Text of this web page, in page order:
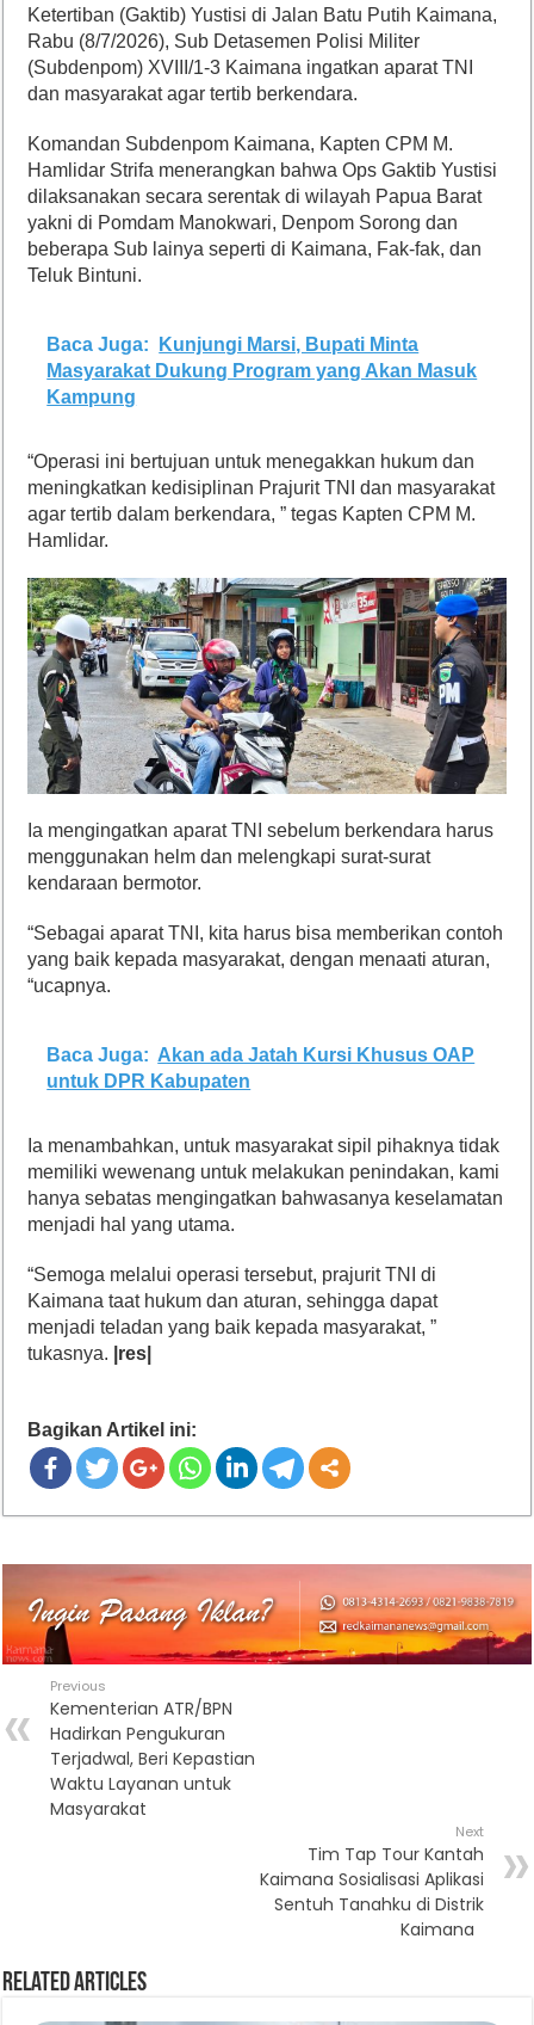
Ketertiban (Gaktib) Yustisi di Jalan Batu Putih Kaimana,
Rabu (8/7/2026), Sub Detasemen Polisi Militer
(Subdenpom) XVIII/1-3 Kaimana ingatkan aparat TNI
dan masyarakat agar tertib berkendara.
Komandan Subdenpom Kaimana, Kapten CPM M.
Hamlidar Strifa menerangkan bahwa Ops Gaktib Yustisi
dilaksanakan secara serentak di wilayah Papua Barat
yakni di Pomdam Manokwari, Denpom Sorong dan
beberapa Sub lainya seperti di Kaimana, Fak-fak, dan
Teluk Bintuni.
Baca Juga:
Kunjungi Marsi, Bupati Minta
Masyarakat Dukung Program yang Akan Masuk
Kampung
“Operasi ini bertujuan untuk menegakkan hukum dan
meningkatkan kedisiplinan Prajurit TNI dan masyarakat
agar tertib dalam berkendara, ” tegas Kapten CPM M.
Hamlidar.
Ia mengingatkan aparat TNI sebelum berkendara harus
menggunakan helm dan melengkapi surat-surat
kendaraan bermotor.
“Sebagai aparat TNI, kita harus bisa memberikan contoh
yang baik kepada masyarakat, dengan menaati aturan,
“ucapnya.
Baca Juga: Akan ada Jatah Kursi Khusus OAP
untuk DPR Kabupaten
Ia menambahkan, untuk masyarakat sipil pihaknya tidak
memiliki wewenang untuk melakukan penindakan, kami
hanya sebatas mengingatkan bahwasanya keselamatan
menjadi hal yang utama.
“Semoga melalui operasi tersebut, prajurit TNI di
Kaimana taat hukum dan aturan, sehingga dapat
menjadi teladan yang baik kepada masyarakat, ”
tukasnya. |res|
Bagikan Artikel ini:
Previous
Kementerian ATR/BPN
Hadirkan Pengukuran
Terjadwal, Beri Kepastian
Waktu Layanan untuk
Masyarakat
Next
Tim Tap Tour Kantah
Kaimana Sosialisasi Aplikasi
Sentuh Tanahku di Distrik
Kaimana
Related Articles